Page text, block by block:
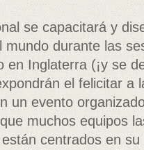
se capacitará y
mundo durante las
en Inglaterra (¡y se
el felicitar a
un evento
muchos equipos
centrados en